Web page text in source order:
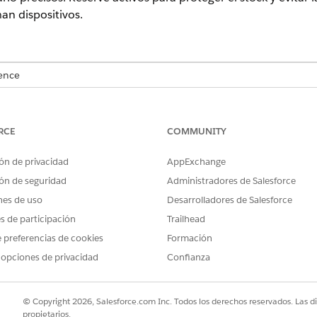
dispositivos.
revise y resuelva dependencias de realización, como
de pedidos de realización
a empleados y realice un seguimiento del movimiento de
Estas entidades agrupan productos solicitados por
de realización.
e implementarlos en empleados realiza un seguimiento de
la auditoría de inventario.
utilizando reservas flexibles
de privacidad
de seguridad
de uso
de participación
preferencias de cookies
opciones de privacidad
COMMUNITY
AppExchange
Administradores de Salesforce
Desarrolladores de Salesforce
Trailhead
Formación
Confianza
© Copyright 2026, Salesforce.com Inc. Todos los derechos reservados. Las
propietarios.